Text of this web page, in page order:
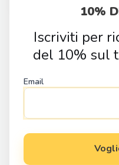
Home Fai da Te
Foglia di Monstera
10%
Iscriviti per
del 10% sul
Email